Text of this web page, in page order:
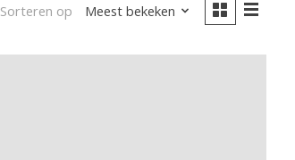
Sorteren op Meest bekeken